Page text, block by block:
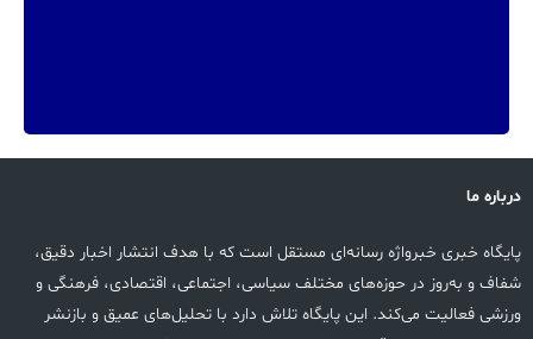
درباره ما
پایگاه خبری خبرواژه رسانه‌ای مستقل است که با هدف انتشار اخبار دقیق،
شفاف و به‌روز در حوزه‌های مختلف سیاسی، اجتماعی، اقتصادی، فرهنگی و
ورزشی فعالیت می‌کند. این پایگاه تلاش دارد با تحلیل‌های عمیق و بازنشر